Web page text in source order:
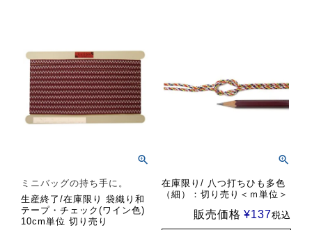
ミニバッグの持ち手に。
生産終了/在庫限り 袋織り和
テープ・チェック(ワイン色)
10cm単位 切り売り
在庫限り/ 八つ打ちひも多色
（細）：切り売り＜ｍ単位＞
販売価格 ¥137税込